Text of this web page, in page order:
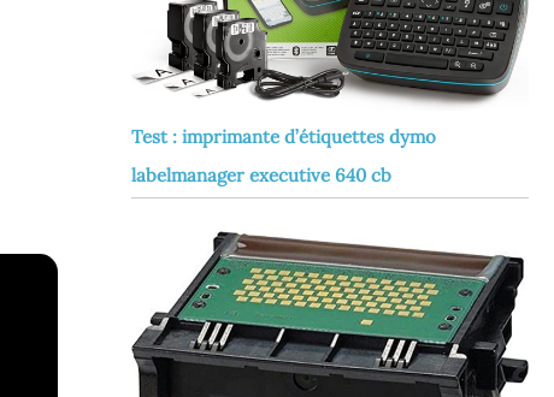
Test : imprimante d’étiquettes dymo
labelmanager executive 640 cb